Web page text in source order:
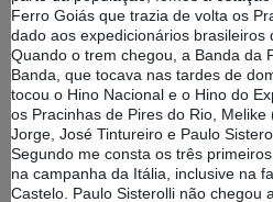
Ferro Goiás que trazia de volta os
dado aos expedicionários brasileiros
Quando o trem chegou, a Banda da
Banda, que tocava nas tardes de
tocou o Hino Nacional e o Hino do
os Pracinhas de Pires do Rio,
Jorge, José Tintureiro e Paulo
Segundo me consta os três
na campanha da Itália, inclusive na
Castelo. Paulo Sisterolli não chegou